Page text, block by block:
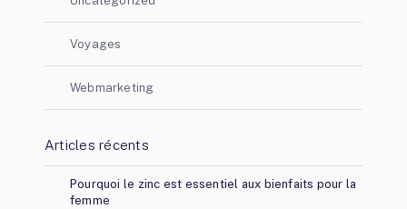
Voyages
Webmarketing
Articles récents
Pourquoi le zinc est essentiel aux bienfaits pour la
femme